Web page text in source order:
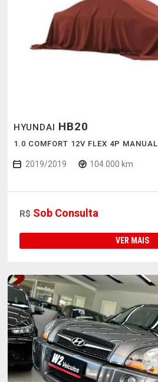
HYUNDAI HB20
1.0 COMFORT 12V FLEX 4P MANUAL
2019/2019 104.000 km
R$ Sob Consulta
VER MAIS